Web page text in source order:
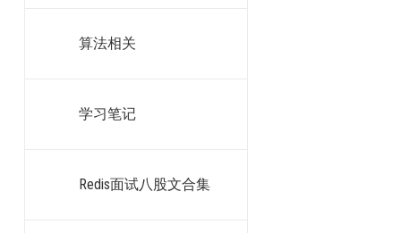
算法相关
学习笔记
Redis面试八股文合集